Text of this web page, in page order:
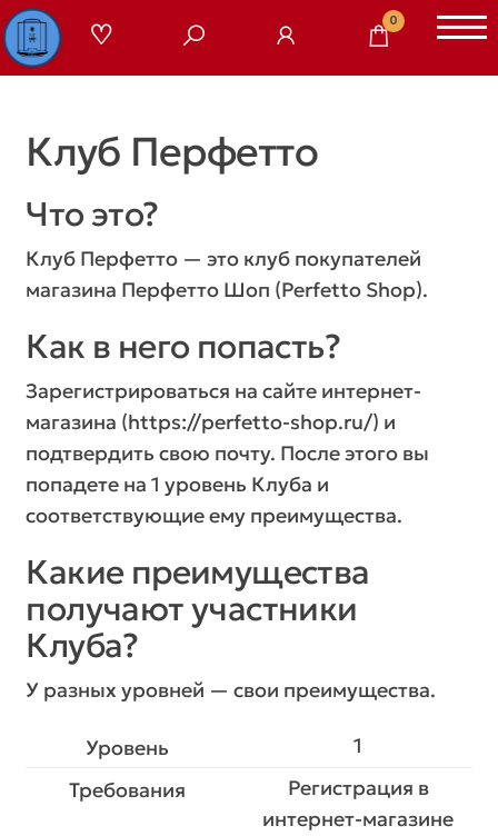
Перейти
к
содержимому
0
Клуб Перфетто
Что это?
Клуб Перфетто — это клуб покупателей
магазина Перфетто Шоп (Perfetto Shop).
Как в него попасть?
Зарегистрироваться на сайте интернет-
магазина (https://perfetto-shop.ru/) и
подтвердить свою почту. После этого вы
попадете на 1 уровень Клуба и
соответствующие ему преимущества.
Какие преимущества
получают участники
Клуба?
У разных уровней — свои преимущества.
1
Регистрация в
интернет-магазине